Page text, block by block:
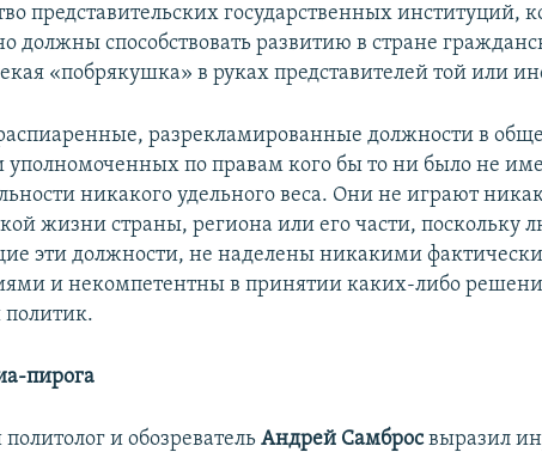
представительских государственных институций,
должны способствовать развитию в стране
«побрякушка» в руках представителей той или
разрекламированные должности в
уполномоченных по правам кого бы то ни было не
никакого удельного веса. Они не играют
жизни страны, региона или его части, поскольку
эти должности, не наделены никакими
и некомпетентны в принятии каких-либо
пирога
и обозревательАндрей Самбросвыразил